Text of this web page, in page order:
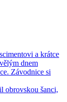
a krátce
dnem
Závodnice si
obrovskou šanci,